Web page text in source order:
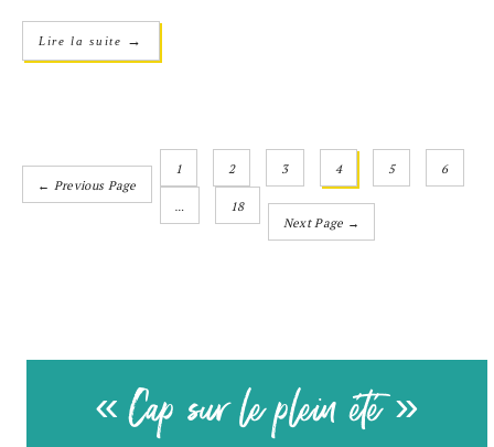
Lire la suite →
← Previous Page
1 2 3 4 5 6
18
Next Page →
« Cap sur le plein été »